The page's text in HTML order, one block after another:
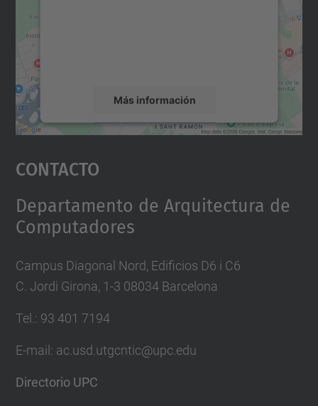
Más información
Aceptar
powered by
Contacto
Departamento de Arquitectura de
Computadores
Campus Diagonal Nord, Edificios D6 i C6
C. Jordi Girona, 1-3 08034 Barcelona
Tel.: 93 401 7194
E-mail: ac.usd.utgcntic@upc.edu
Directorio UPC